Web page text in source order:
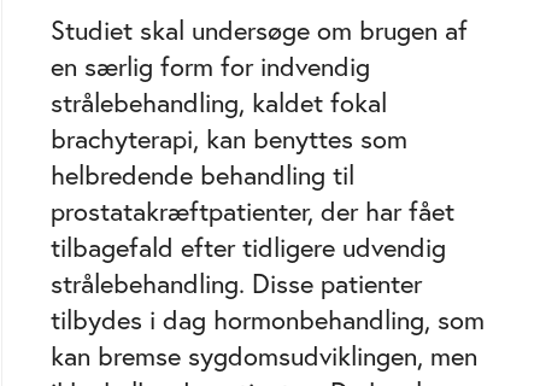
Studiet skal undersøge om brugen af
en særlig form for indvendig
strålebehandling, kaldet fokal
brachyterapi, kan benyttes som
helbredende behandling til
prostatakræftpatienter, der har fået
tilbagefald efter tidligere udvendig
strålebehandling. Disse patienter
tilbydes i dag hormonbehandling, som
kan bremse sygdomsudviklingen, men